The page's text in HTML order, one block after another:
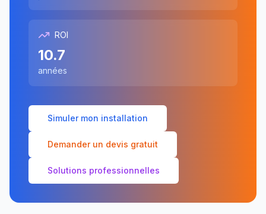
ROI
10.7
années
Simuler mon installation
Demander un devis gratuit
Solutions professionnelles